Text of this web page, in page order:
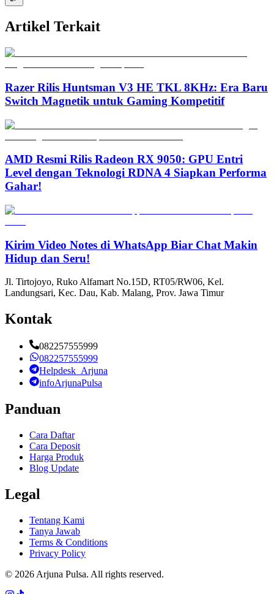
Artikel Terkait
Razer Rilis Huntsman V3 HE TKL 8KHz: Era Baru
Switch Magnetik untuk Gaming Kompetitif
AMD Resmi Rilis Radeon RX 9050: GPU Entri
Level dengan Teknologi RDNA 4 Siapkan Performa
Gahar!
Kirim Video Notes di WhatsApp Biar Chat Makin
Hidup dan Seru!
Jl. Tirtojoyo, Ruko Alfamart No.15D, RT05/RW06, Kel.
Landungsari, Kec. Dau, Kab. Malang, Prov. Jawa Timur
Kontak
082257555999
082257555999
Helpdesk_Arjuna
infoArjunaPulsa
Panduan
Cara Daftar
Cara Deposit
Harga Produk
Blog Update
Legal
Tentang Kami
Tanya Jawab
Terms & Conditions
Privacy Policy
© 2026 Arjuna Pulsa. All rights reserved.